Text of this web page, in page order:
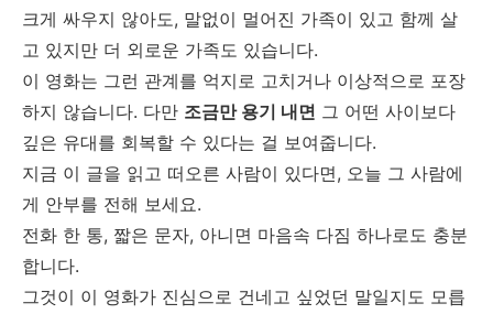
크게 싸우지 않아도, 말없이 멀어진 가족이 있고 함께 살
고 있지만 더 외로운 가족도 있습니다.
이 영화는 그런 관계를 억지로 고치거나 이상적으로 포장
하지 않습니다. 다만 조금만 용기 내면 그 어떤 사이보다
깊은 유대를 회복할 수 있다는 걸 보여줍니다.
지금 이 글을 읽고 떠오른 사람이 있다면, 오늘 그 사람에
게 안부를 전해 보세요.
전화 한 통, 짧은 문자, 아니면 마음속 다짐 하나로도 충분
합니다.
그것이 이 영화가 진심으로 건네고 싶었던 말일지도 모릅